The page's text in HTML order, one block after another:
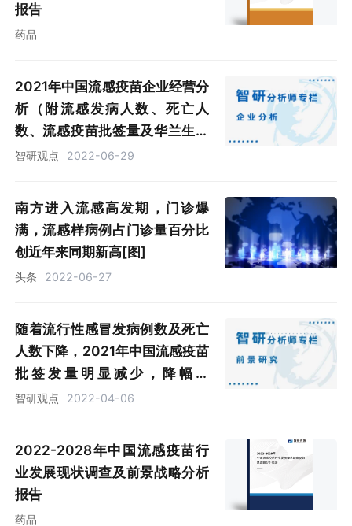
报告
药品
2021年中国流感疫苗企业经营分
析（附流感发病人数、死亡人
数、流感疫苗批签量及华兰生物
与金迪克对比）[图]
智研观点 2022-06-29
南方进入流感高发期，门诊爆
满，流感样病例占门诊量百分比
创近年来同期新高[图]
头条 2022-06-27
随着流行性感冒发病例数及死亡
人数下降，2021年中国流感疫苗
批签发量明显减少，降幅达
96.27%[图]
智研观点 2022-04-06
2022-2028年中国流感疫苗行
业发展现状调查及前景战略分析
报告
药品